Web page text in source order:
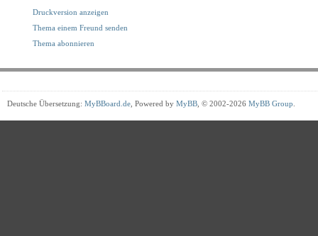
Druckversion anzeigen
Thema einem Freund senden
Thema abonnieren
Deutsche Übersetzung: MyBBoard.de , Powered by MyBB , © 2002-2026 MyBB Group